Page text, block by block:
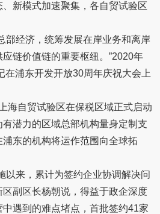
新模式加速聚集，各自贸试验区
部经济，统筹发展在岸业务和离岸
链价值链的重要枢纽。”2020年
在浦东开发开放30周年庆祝大会上
海自贸试验区在保税区域正式启动
潜力的区域总部机构量身定制支
东的机构将运作范围向全球拓
以来，累计为签约企业协调解决问
区副区长杨朝说，得益于政企深度
遇到的难点堵点，首批签约41家